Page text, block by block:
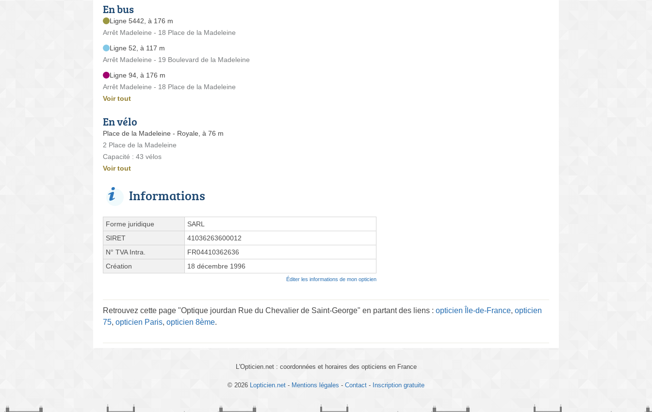
En bus
Ligne 5442, à 176 m
Arrêt Madeleine - 18 Place de la Madeleine
Ligne 52, à 117 m
Arrêt Madeleine - 19 Boulevard de la Madeleine
Ligne 94, à 176 m
Arrêt Madeleine - 18 Place de la Madeleine
Voir tout
En vélo
Place de la Madeleine - Royale, à 76 m
2 Place de la Madeleine
Capacité : 43 vélos
Voir tout
Informations
Forme juridique
SARL
SIRET
41036263600012
N° TVA Intra.
FR04410362636
Création
18 décembre 1996
Éditer les informations de mon opticien
Retrouvez cette page "Optique jourdan Rue du Chevalier de Saint-George" en partant des liens : opticien Île-de-France, opticien
75, opticien Paris, opticien 8ème.
L'Opticien.net : coordonnées et horaires des opticiens en France
© 2026 Lopticien.net - Mentions légales - Contact - Inscription gratuite